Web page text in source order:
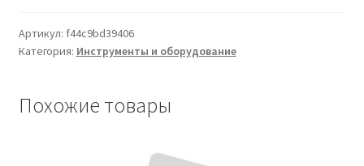
Upcycled
Sensitive
Артикул: f44c9bd39406
Категория: Инструменты и оборудование
Похожие товары